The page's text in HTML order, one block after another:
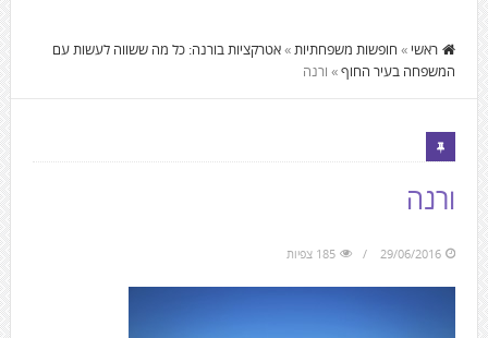
move
to
the
main
Content
התוכן
המרכזי,
You
can
press
Enter
to
skip
to
the
next
ראשי » חופשות משפחתיות»אטרקציות בורנה: כל מה ששווה לעשות עם
המשפחה בעיר החוף» ורנה
ורנה
29/06/2016 185 צפיות